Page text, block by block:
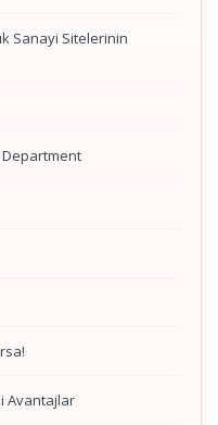
Sanayi Sitelerinin
Avantajlar